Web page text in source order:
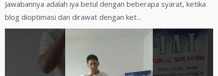
Jawabannya adalah iya betul dengan beberapa syarat, ketika
blog dioptimasi dan dirawat dengan ket...